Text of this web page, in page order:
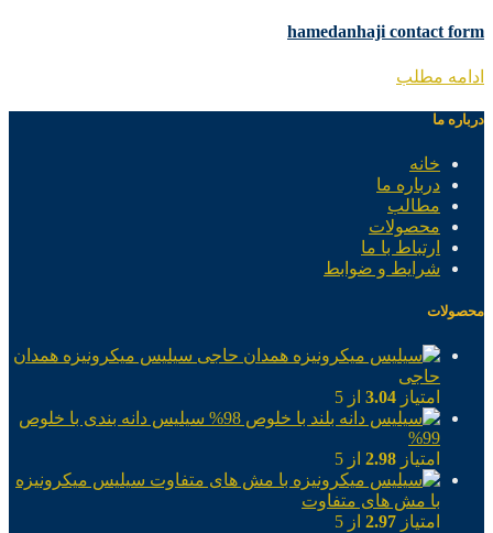
hamedanhaji contact form
ادامه مطلب
درباره ما
خانه
درباره ما
مطالب
محصولات
ارتباط با ما
شرایط و ضوابط
محصولات
سیلیس میکرونیزه همدان
حاجی
امتیاز 3.04 از 5
سیلیس دانه بندی با خلوص
99%
امتیاز 2.98 از 5
سیلیس میکرونیزه
با مش های متفاوت
امتیاز 2.97 از 5